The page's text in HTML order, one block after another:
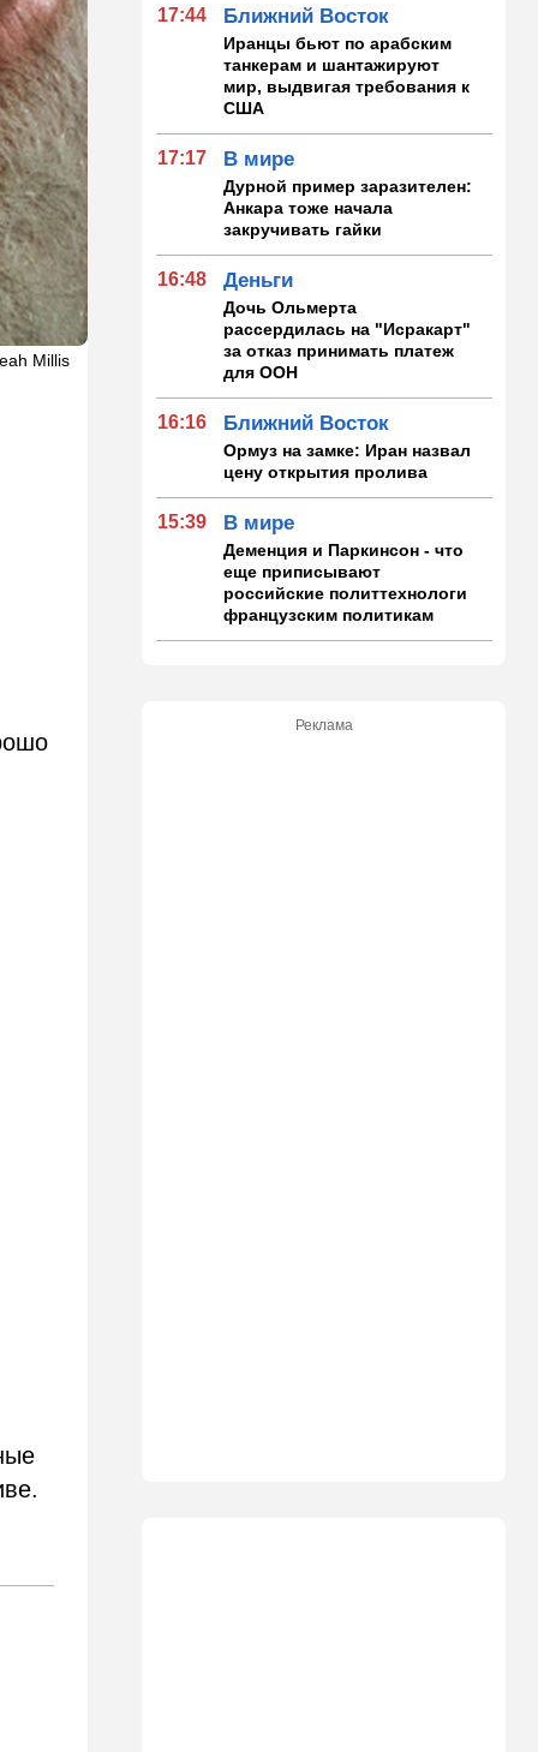
Millis
17:44 Ближний Восток
Иранцы бьют по арабским
танкерам и шантажируют
мир, выдвигая требования к
США
17:17 В мире
Дурной пример заразителен:
Анкара тоже начала
закручивать гайки
16:48 Деньги
Дочь Ольмерта
рассердилась на "Исракарт"
за отказ принимать платеж
для ООН
16:16 Ближний Восток
Ормуз на замке: Иран назвал
цену открытия пролива
15:39 В мире
Деменция и Паркинсон - что
еще приписывают
российские политтехнологи
французским политикам
американский фермер-мем в
Реклама